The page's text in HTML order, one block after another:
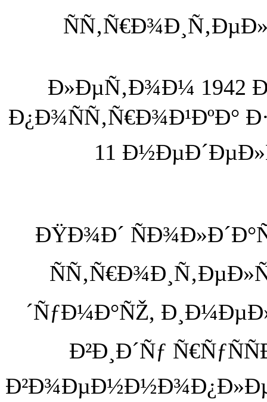
Ð»ÐµÑ‚Ð¾Ð¼ 1942
Ð¿Ð¾ÑÑ‚Ñ€Ð¾Ð¹ÐºÐ°
11
ÐŸÐ¾Ð´
´ÑƒÐ¼Ð°ÑŽ,
Ð²Ð¸Ð´Ñƒ